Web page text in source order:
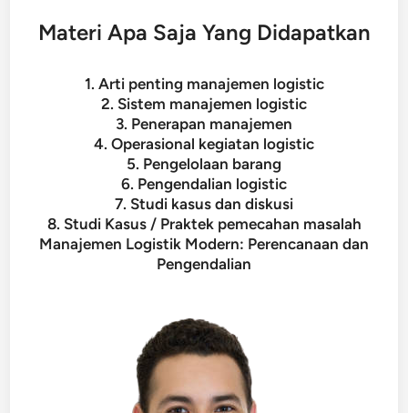
Materi Apa Saja Yang Didapatkan
1. Arti penting manajemen logistic
2. Sistem manajemen logistic
3. Penerapan manajemen
4. Operasional kegiatan logistic
5. Pengelolaan barang
6. Pengendalian logistic
7. Studi kasus dan diskusi
8. Studi Kasus / Praktek pemecahan masalah
Manajemen Logistik Modern: Perencanaan dan
Pengendalian